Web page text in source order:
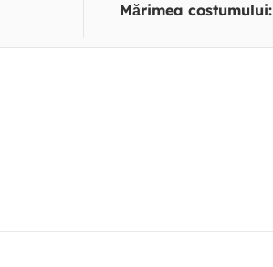
Mărimea costumului: